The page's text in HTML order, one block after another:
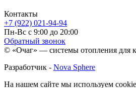
Контакты
+7 (922) 021-94-94
Пн-Вс с 9:00 до 20:00
Обратный звонок
© «Очаг» — системы отопления для
Разработчик - Nova Sphere
На нашем сайте мы используем